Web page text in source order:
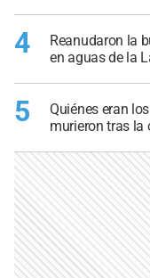
4
Reanudaron la
en aguas de la
5
Quiénes eran
murieron tras la